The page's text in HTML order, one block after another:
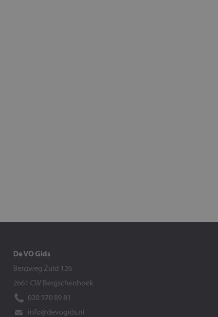
De VO Gids
Bergweg Zuid 126
2661 CW Bergschenhoek
020 570 89 81
info@devogids.nl